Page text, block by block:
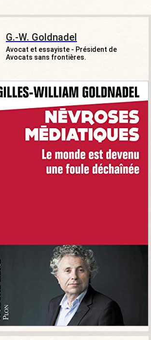
G.-W. Goldnadel
Avocat et essayiste - Président de
Avocats sans frontières.